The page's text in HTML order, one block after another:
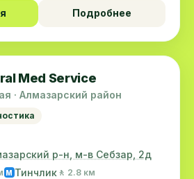
Подробнее
Med Service
· Алмазарский район
р-н, м-в Себзар, 2д
M Тинчлик 🚶 2.8 км